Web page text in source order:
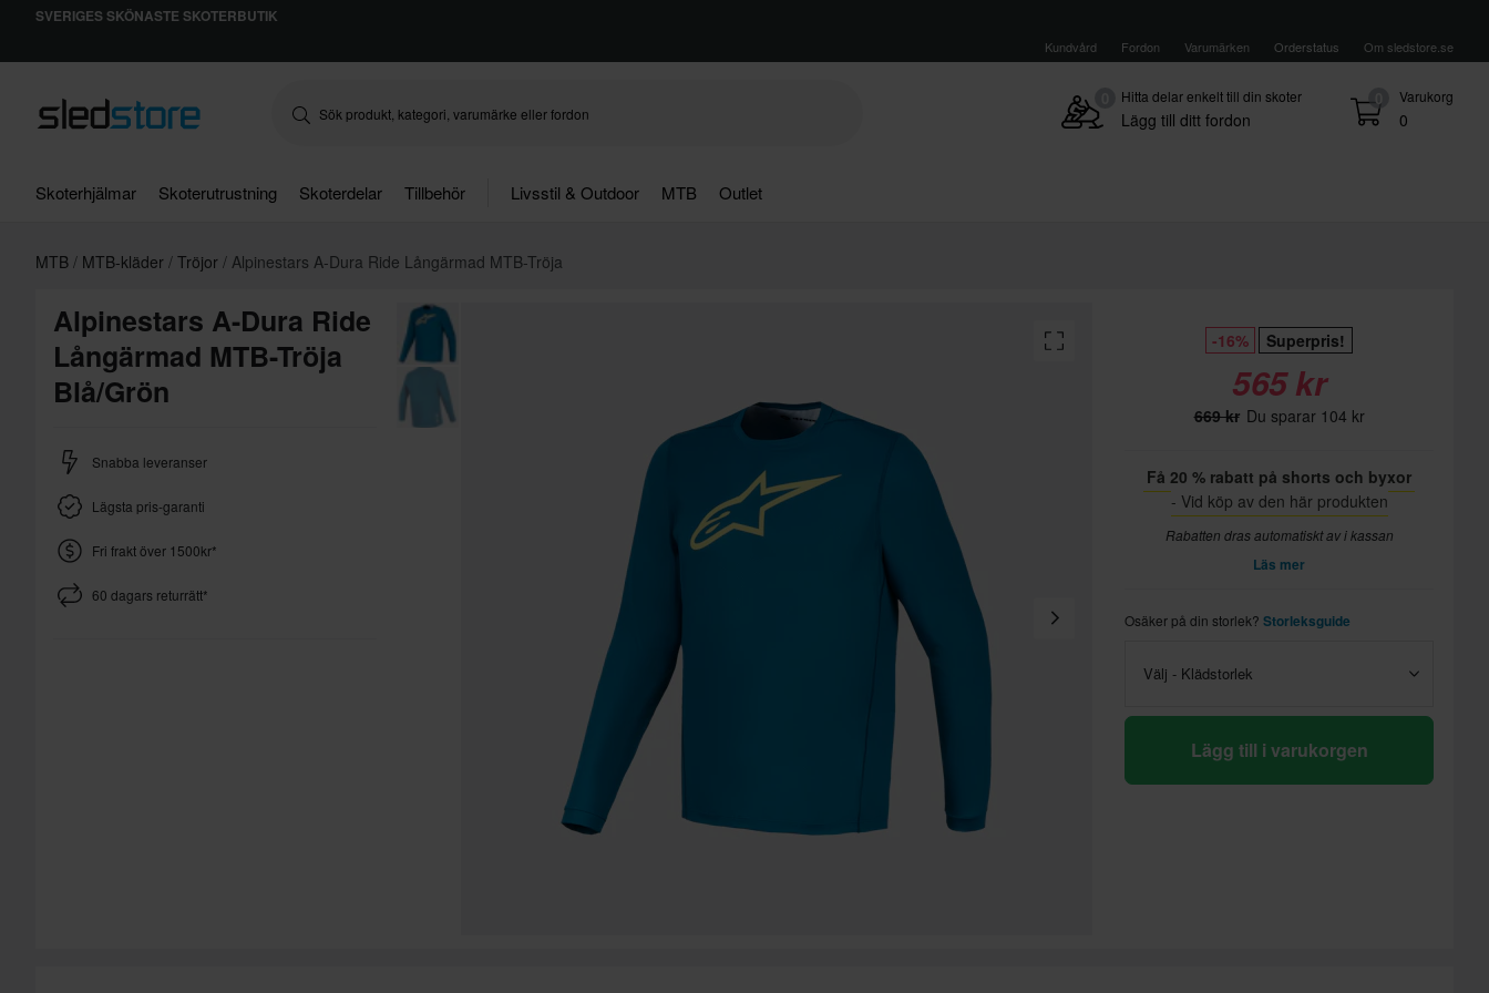
SVERIGES SKÖNASTE SKOTERBUTIK
Kundvård Fordon Varumärken Orderstatus Om sledstore.se
0 Varukorg
0
Hitta delar enkelt till din skoter
Lägg till ditt fordon
Skoterhjälmar Skoterutrustning Skoterdelar Tillbehör Livsstil & Outdoor MTB Outlet
MTB MTB-kläder Tröjor Alpinestars A-Dura Ride Långärmad MTB-Tröja
Alpinestars A-Dura Ride
Långärmad MTB-Tröja
Blå/Grön
Snabba leveranser
Lägsta pris-garanti
Fri frakt över 1500kr*
60 dagars returrätt*
-16% Superpris!
565 kr
669 kr Du sparar 104 kr
Få 20 % rabatt på shorts och byxor
- Vid köp av den här produkten
Rabatten dras automatiskt av i kassan
Läs mer
Osäker på din storlek? Storleksguide
Välj - Klädstorlek
Lägg till i varukorgen